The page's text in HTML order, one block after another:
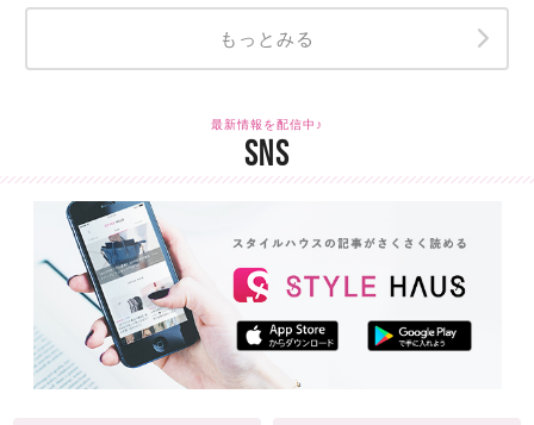
もっとみる
最新情報を配信中♪
SNS